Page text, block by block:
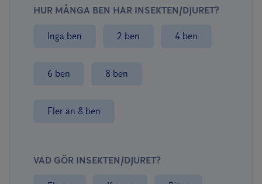
HUR MÅNGA BEN HAR INSEKTEN/DJURET?
Inga ben 2 ben 4 ben
6 ben 8 ben
Fler än 8 ben
VAD GÖR INSEKTEN/DJURET?